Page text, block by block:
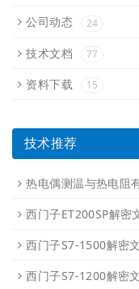
公司动态 24
技术文档 77
资料下载 15
技术推荐
热电偶测温与热电阻
西门子ET200SP解密
西门子S7-1500解密
西门子S7-1200解密